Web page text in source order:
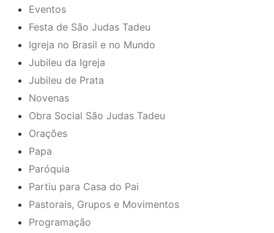
Eventos
Festa de São Judas Tadeu
Igreja no Brasil e no Mundo
Jubileu da Igreja
Jubileu de Prata
Novenas
Obra Social São Judas Tadeu
Orações
Papa
Paróquia
Partiu para Casa do Pai
Pastorais, Grupos e Movimentos
Programação